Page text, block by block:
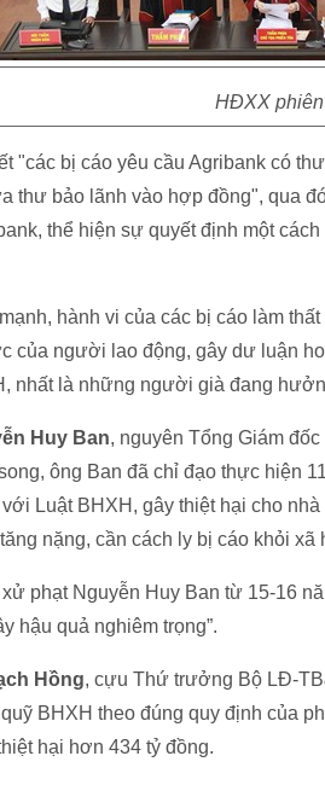
HĐXX phiên
"các bị cáo yêu cầu Agribank có
thư bảo lãnh vào hợp đồng", qua
thể hiện sự quyết định một
hành vi của các bị cáo làm
của người lao động, gây dư luận
nhất là những người già đang
Huy Ban, nguyên Tổng Giám
ông Ban đã chỉ đạo thực hiện
Luật BHXH, gây thiệt hại cho
nặng, cần cách ly bị cáo khỏi xã
phạt Nguyễn Huy Ban từ 15-16
hậu quả nghiêm trọng”.
Hồng, cựu Thứ trưởng Bộ LĐ-
BHXH theo đúng quy định của
hại hơn 434 tỷ đồng.